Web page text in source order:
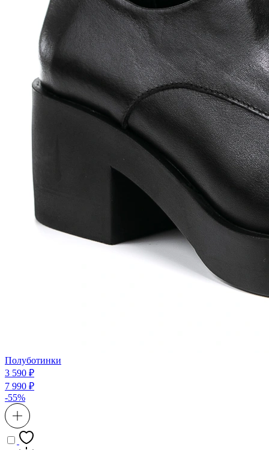
Полуботинки
3 590 ₽
7 990 ₽
-55%